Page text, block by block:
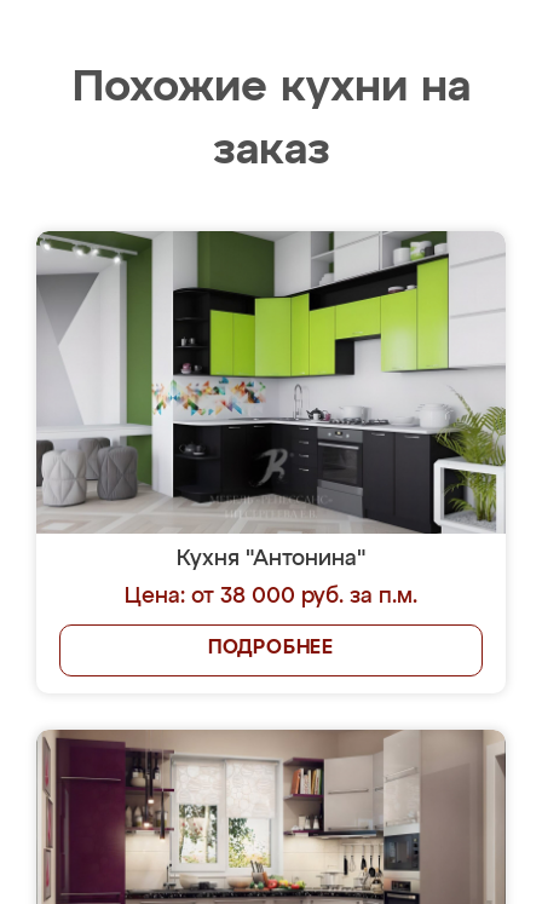
Похожие кухни на
заказ
Кухня "Антонина"
Цена: от 38 000 руб. за п.м.
ПОДРОБНЕЕ